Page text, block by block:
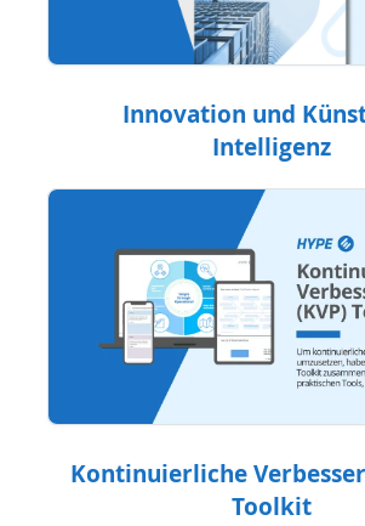
Innovation und
Intelligenz
Kontinuierliche
Toolkit